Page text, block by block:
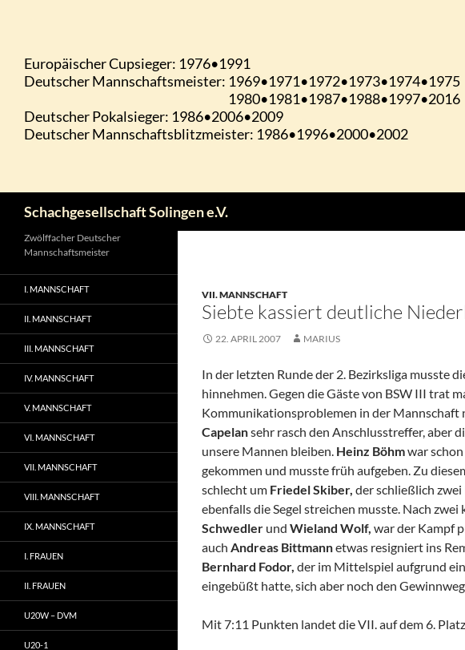
Schachgesellschaft Solingen e.V.
VII. MANNSCHAFT
Siebte kassiert deutliche
22. APRIL 2007 MARIUS
In der letzten Runde der 2. Bezirksliga musste
hinnehmen. Gegen die Gäste von BSW III trat
Kommunikationsproblemen in der Mannschaft
Capelansehr rasch den Anschlusstreffer, aber
unsere Mannen bleiben. Heinz Böhmwar
gekommen und musste früh aufgeben. Zu
schlecht um Friedel Skiber, der schließlich
ebenfalls die Segel streichen musste. Nach
Schwedler und Wieland Wolf, war der Kampf
auch Andreas Bittmannetwas resigniert ins
Bernhard Fodor, der im Mittelspiel aufgrund
eingebüßt hatte, sich aber noch den
Mit 7:11 Punkten landet die VII. auf dem 6.
Zwölffacher Deutscher
Mannschaftsmeister
I. MANNSCHAFT
II. MANNSCHAFT
III. MANNSCHAFT
IV. MANNSCHAFT
V. MANNSCHAFT
VI. MANNSCHAFT
VII. MANNSCHAFT
VIII. MANNSCHAFT
IX. MANNSCHAFT
I. FRAUEN
II. FRAUEN
U20W – DVM
U20-1